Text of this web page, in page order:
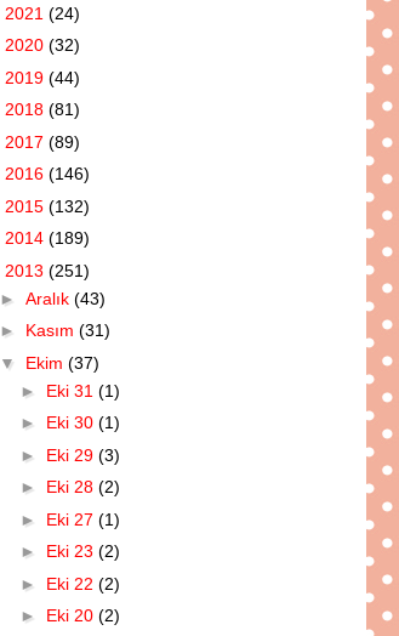
2021 (24)
2020 (32)
2019 (44)
2018 (81)
2017 (89)
2016 (146)
2015 (132)
2014 (189)
2013 (251)
► Aralık (43)
► Kasım (31)
▼ Ekim (37)
► Eki 31 (1)
► Eki 30 (1)
► Eki 29 (3)
► Eki 28 (2)
► Eki 27 (1)
► Eki 23 (2)
► Eki 22 (2)
► Eki 20 (2)